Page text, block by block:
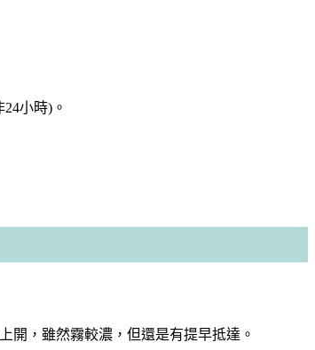
小時)。
開，雖然霧較濃，但還是有提早抵達。